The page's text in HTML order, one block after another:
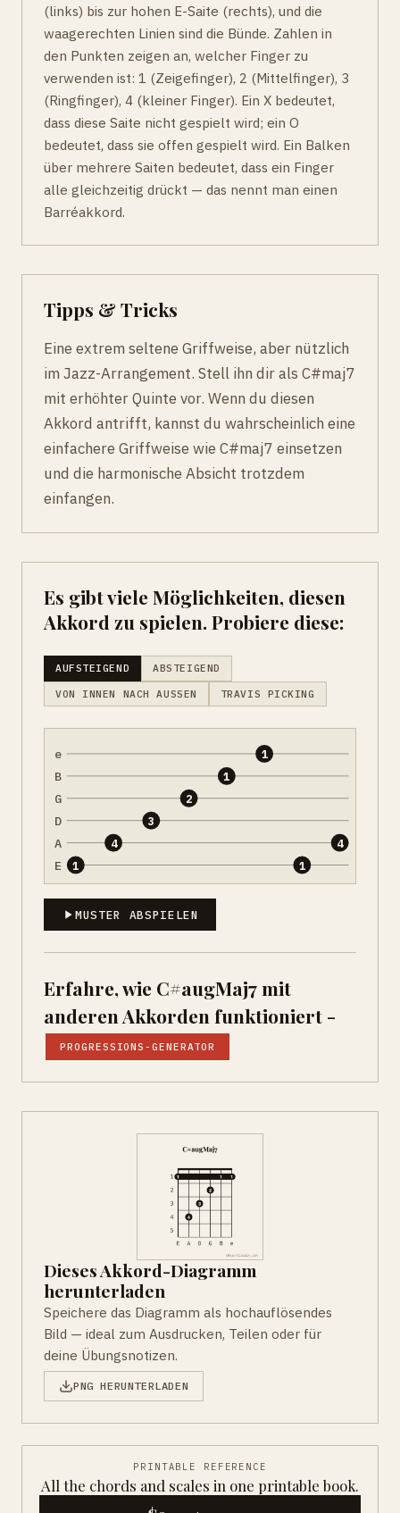
(links) bis zur hohen E-Saite (rechts), und die
waagerechten Linien sind die Bünde. Zahlen in
den Punkten zeigen an, welcher Finger zu
verwenden ist: 1 (Zeigefinger), 2 (Mittelfinger), 3
(Ringfinger), 4 (kleiner Finger). Ein X bedeutet,
dass diese Saite nicht gespielt wird; ein O
bedeutet, dass sie offen gespielt wird. Ein Balken
über mehrere Saiten bedeutet, dass ein Finger
alle gleichzeitig drückt — das nennt man einen
Barréakkord.
Tipps & Tricks
Eine extrem seltene Griffweise, aber nützlich
im Jazz-Arrangement. Stell ihn dir als C#maj7
mit erhöhter Quinte vor. Wenn du diesen
Akkord antrifft, kannst du wahrscheinlich eine
einfachere Griffweise wie C#maj7 einsetzen
und die harmonische Absicht trotzdem
einfangen.
Es gibt viele Möglichkeiten, diesen
Akkord zu spielen. Probiere diese:
AUFSTEIGEND ABSTEIGEND
VON INNEN NACH AUSSEN TRAVIS PICKING
e
B
G
D
A
E
1
4
3
2
1
1
1
4
MUSTER ABSPIELEN
Erfahre, wie C#augMaj7 mit
anderen Akkorden funktioniert -
PROGRESSIONS-GENERATOR
Dieses Akkord-Diagramm
herunterladen
Speichere das Diagramm als hochauflösendes
Bild — ideal zum Ausdrucken, Teilen oder für
deine Übungsnotizen.
PNG HERUNTERLADEN
PRINTABLE REFERENCE
All the chords and scales in one printable book.